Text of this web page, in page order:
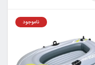
ناموجود